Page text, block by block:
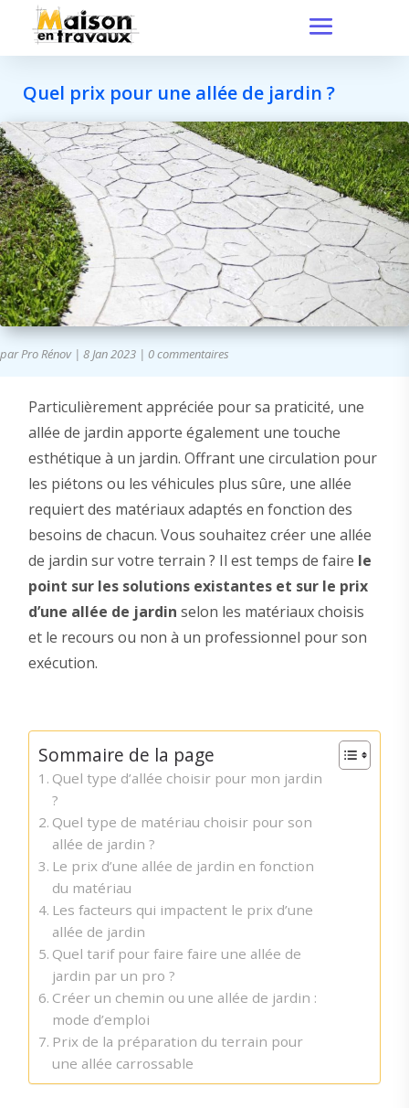
Quel prix pour une allée de jardin ?
parPro Rénov| 8 Jan 2023 | 0 commentaires
Particulièrement appréciée pour sa praticité, une
allée de jardin apporte également une touche
esthétique à un jardin. Offrant une circulation pour
les piétons ou les véhicules plus sûre, une allée
requiert des matériaux adaptés en fonction des
besoins de chacun. Vous souhaitez créer une allée
de jardin sur votre terrain ? Il est temps de faire le
point sur les solutions existantes et sur le prix
d’une allée de jardin selon les matériaux choisis
et le recours ou non à un professionnel pour son
exécution.
Sommaire de la page
Quel type d’allée choisir pour mon jardin
?
Quel type de matériau choisir pour son
allée de jardin ?
Le prix d’une allée de jardin en fonction
du matériau
Les facteurs qui impactent le prix d’une
allée de jardin
Quel tarif pour faire faire une allée de
jardin par un pro ?
Créer un chemin ou une allée de jardin :
mode d’emploi
Prix de la préparation du terrain pour
une allée carrossable